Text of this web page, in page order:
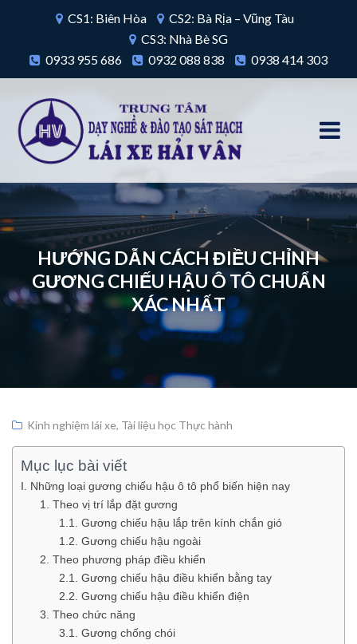
CS1: Biên Hòa
CS2: Bà Rịa – Vũng Tàu
CS3: Nhà Bè SG
0933 955 686
0932 088 838 0938 414 303
HƯỚNG DẪN CÁCH ĐIỀU CHỈNH
GƯƠNG CHIẾU HẬU Ô TÔ CHUẨN
XÁC NHẤT
Kinh nghiệm lái xe, Tài liệu học Thực hành
Mục lục bài viết
I. Những loại gương chiếu hậu ô tô phổ biến hiện nay
1. Theo vị trí lắp đặt gương
1.1. Gương chiếu hậu lắp trên kính chắn gió
1.2. Gương chiếu hậu ngoài
2. Theo phương pháp điều khiển
2.1. Gương chiếu hậu điều khiển bằng tay
2.2. Gương chiếu hậu điều khiển điện
3. Theo chức năng
3.1. Gương chống chói